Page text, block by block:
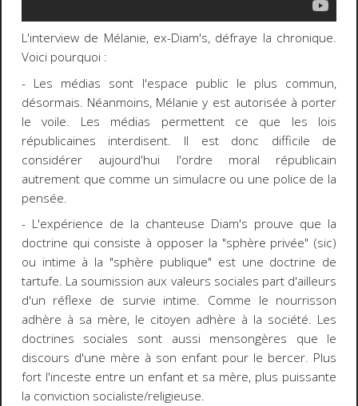
L'interview de Mélanie, ex-Diam's, défraye la chronique.
Voici pourquoi :
- Les médias sont l'espace public le plus commun,
désormais. Néanmoins, Mélanie y est autorisée à porter
le voile. Les médias permettent ce que les lois
républicaines interdisent. Il est donc difficile de
considérer aujourd'hui l'ordre moral républicain
autrement que comme un simulacre ou une police de la
pensée.
- L'expérience de la chanteuse Diam's prouve que la
doctrine qui consiste à opposer la "sphère privée" (sic)
ou intime à la "sphère publique" est une doctrine de
tartufe. La soumission aux valeurs sociales part d'ailleurs
d'un réflexe de survie intime. Comme le nourrisson
adhère à sa mère, le citoyen adhère à la société. Les
doctrines sociales sont aussi mensongères que le
discours d'une mère à son enfant pour le bercer. Plus
fort l'inceste entre un enfant et sa mère, plus puissante
la conviction socialiste/religieuse.